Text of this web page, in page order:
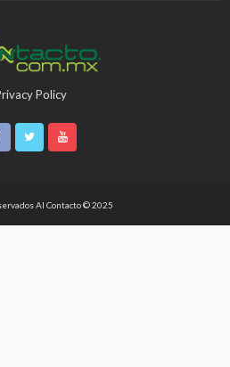
Policy
Al Contacto © 2025